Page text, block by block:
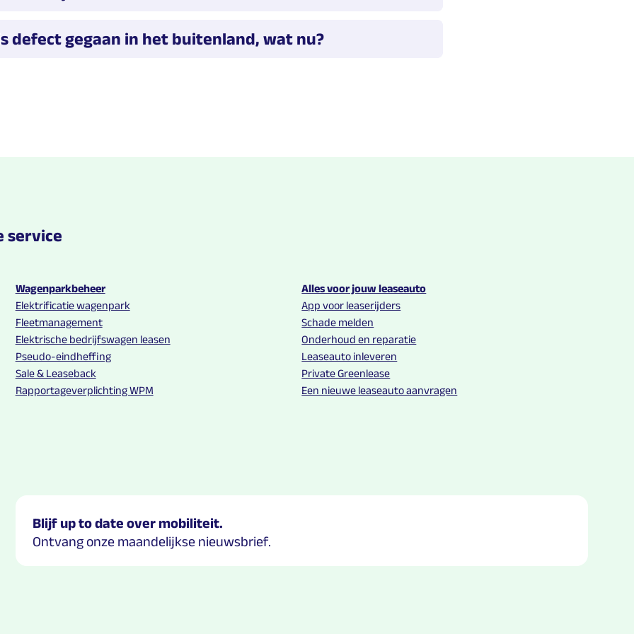
defect gegaan in het buitenland, wat nu?
met jouw werkgever kun je de gemaakte kosten declareren via de
Next'.
service
Wagenparkbeheer
Elektrificatie wagenpark
Fleetmanagement
Elektrische bedrijfswagen leasen
Pseudo-eindheffing
Sale & Leaseback
Rapportageverplichting WPM
Alles voor jouw leaseauto
App voor leaserijders
Schade melden
Onderhoud en reparatie
Leaseauto inleveren
Private Greenlease
Een nieuwe leaseauto aanvragen
Blijf up to date over mobiliteit.
Ontvang onze maandelijkse nieuwsbrief.